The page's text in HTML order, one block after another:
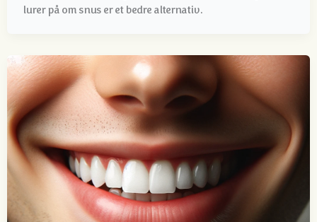
lurer på om snus er et bedre alternativ.